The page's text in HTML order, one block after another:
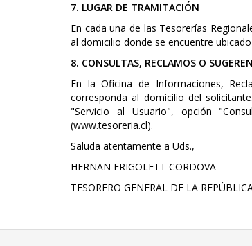
7. LUGAR DE TRAMITACIÓN
En cada una de las Tesorerías
al domicilio donde se encuentre
8. CONSULTAS, RECLAMOS O
En la Oficina de Informaciones,
corresponda al domicilio del
"Servicio al Usuario", opción
(www.tesoreria.cl).
Saluda atentamente a Uds.,
HERNAN FRIGOLETT CORDOVA
TESORERO GENERAL DE LA